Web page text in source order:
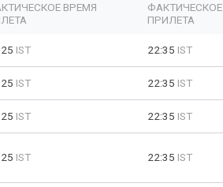
ВРЕМЯ
ПРИЛЕТА
IST 22:35 IST
IST 22:35 IST
IST 22:35 IST
IST 22:35 IST